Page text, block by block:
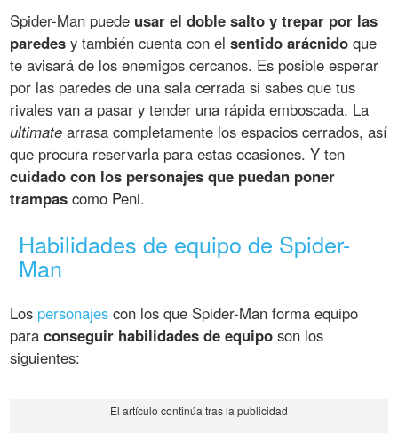
Spider-Man puede usar el doble salto y trepar por las
paredes y también cuenta con elsentido arácnido que
te avisará de los enemigos cercanos. Es posible esperar
por las paredes de una sala cerrada si sabes que tus
rivales van a pasar y tender una rápida emboscada. La
ultimate arrasa completamente los espacios cerrados, así
que procura reservarla para estas ocasiones. Y ten
cuidado con los personajes que puedan poner
trampas como Peni.
Habilidades de equipo de Spider-
Man
Los personajes con los que Spider-Man forma equipo
paraconseguir habilidades de equipo son los
siguientes: